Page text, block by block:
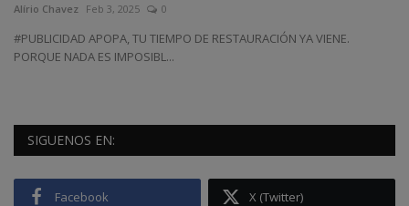
Alírio Chavez Feb 3, 2025 0
#PUBLICIDAD APOPA, TU TIEMPO DE RESTAURACIÓN YA VIENE.
PORQUE NADA ES IMPOSIBL...
SIGUENOS EN:
Facebook X (Twitter)